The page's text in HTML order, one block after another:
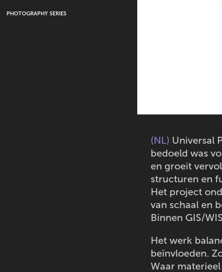
PHOTOGRAPHY SERIES
(NL) Universal
bedoeld was
en groeit
structuren en
Het project
van schaal en
Binnen GIS/
Het werk
beïnvloeden.
Waar